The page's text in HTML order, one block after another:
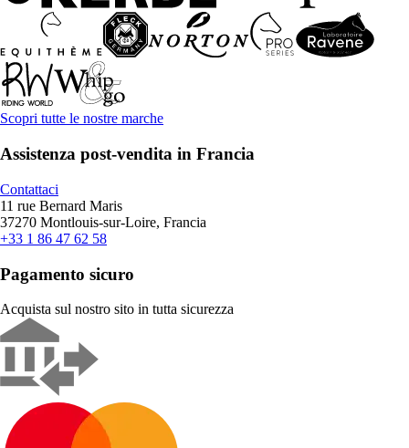
Scopri tutte le nostre marche
Assistenza post-vendita in Francia
Contattaci
11 rue Bernard Maris
37270 Montlouis-sur-Loire, Francia
+33 1 86 47 62 58
Pagamento sicuro
Acquista sul nostro sito in tutta sicurezza